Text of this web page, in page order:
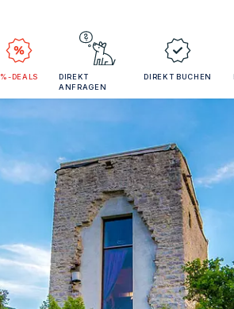
%-DEALS
DIREKT
ANFRAGEN
DIREKT BUCHEN